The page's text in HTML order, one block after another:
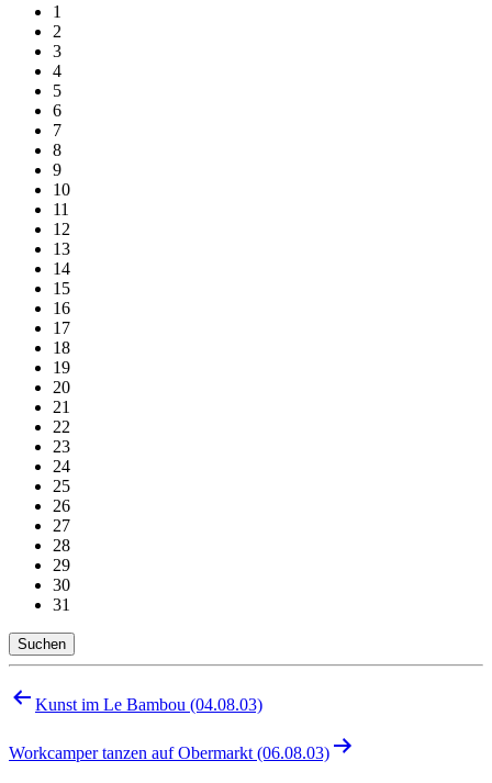
1
2
3
4
5
6
7
8
9
10
11
12
13
14
15
16
17
18
19
20
21
22
23
24
25
26
27
28
29
30
31
Suchen
Beitragsnavigation
Kunst im Le Bambou (04.08.03)
Workcamper tanzen auf Obermarkt (06.08.03)